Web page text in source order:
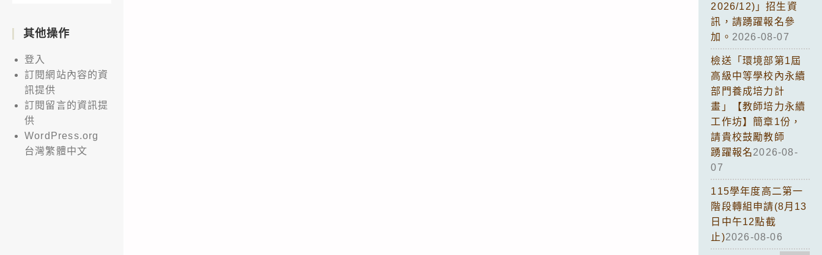
其他操作
登入
訂閱網站內容的資
訊提供
訂閱留言的資訊提
供
WordPress.org
台灣繁體中文
2026/12)」招生資
訊，請踴躍報名參
加。 2026-08-07
檢送「環境部第1屆
高級中等學校內永續
部門養成培力計
畫」【教師培力永續
工作坊】簡章1份，
請貴校鼓勵教師
踴躍報名2026-08-
07
115學年度高二第一
階段轉組申請(8月13
日中午12點截
止)2026-08-06